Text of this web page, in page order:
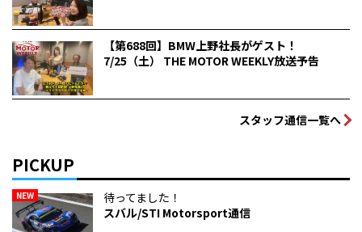
【第688回】BMW上野社長がゲスト！
7/25（土） THE MOTOR WEEKLY放送予告
スタッフ通信一覧へ
PICKUP
NEW
待ってました！
スバル/STI Motorsport通信